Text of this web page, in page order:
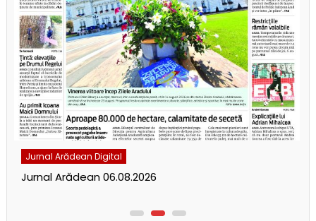
Jurnal Arădean Digital
Jurnal Arădean 06.08.2026